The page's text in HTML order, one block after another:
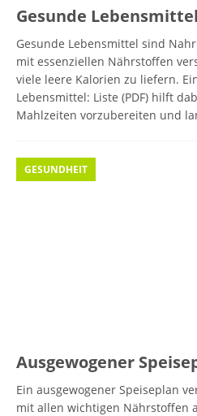
Gesunde
Gesunde Lebensmittel sind
mit essenziellen Nährstoffen
viele leere Kalorien zu liefern.
Lebensmittel: Liste (PDF) hilft
Mahlzeiten vorzubereiten und
Ausgewogener
GESUNDHEIT
Ein ausgewogener Speiseplan
mit allen wichtigen Nährstoffen